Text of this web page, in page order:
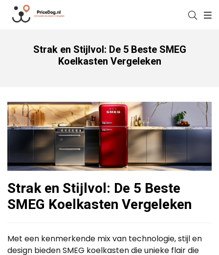
Strak en Stijlvol: De 5 Beste SMEG
Koelkasten Vergeleken
Strak en Stijlvol: De 5 Beste
SMEG Koelkasten Vergeleken
Met een kenmerkende mix van technologie, stijl en
design bieden SMEG koelkasten die unieke flair die